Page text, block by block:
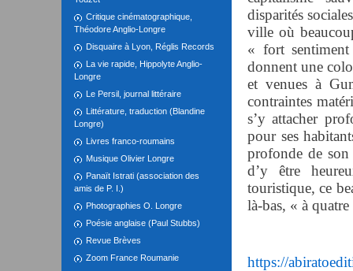
Critique cinématographique,
Théodore Anglio-Longre
Disquaire à Lyon, Réglis Records
La vie rapide, Hippolyte Anglio-
Longre
Le Persil, journal littéraire
Littérature, traduction (Blandine
Longre)
Livres franco-roumains
Musique Olivier Longre
Panaït Istrati (association des
amis de P. I.)
Photographies O. Longre
Poésie anglaise (Paul Stubbs)
Revue Brèves
Zoom France Roumanie
disparités
ville où
« fort
donnent une
et venues à
contraintes
s’y attacher
pour ses
profonde de
d’y être
touristique, ce
là-bas, « à
https://